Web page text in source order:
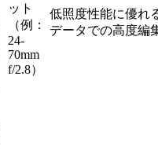
ット
（例：
24-
70mm
f/2.8）
低照度性能に優れ
データでの高度編